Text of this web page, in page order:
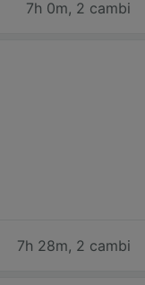
7h 0m, 2 cambi
7h 28m, 2 cambi